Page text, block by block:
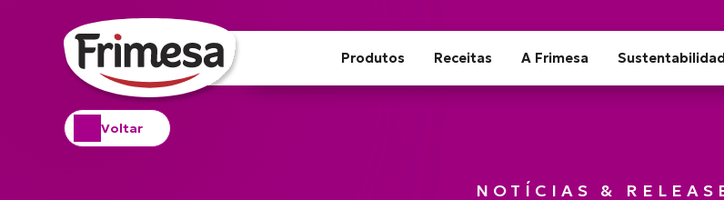
Produtos Receitas A Frimesa
Voltar
NOTÍCIAS &